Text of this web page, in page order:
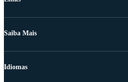
Saiba Mais
Idiomas